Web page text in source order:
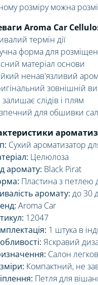
розміру можна
Aroma Car
термін дії
форма для
матеріал основи
ненав'язливий
зовнішній
слідів і плям
для обшивки
Сухий ароматизатор
Целюлоза
аромату: Black Pirat
Пластина з петлею
аромату: до 30
Aroma Car
12047
1 штука в
Яскравий
Салон
Компактний, не
Петля для